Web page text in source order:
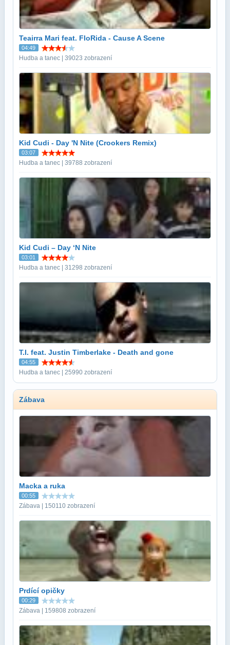
Teairra Mari feat. FloRida - Cause A Scene
04:49
Hudba a tanec | 39023 zobrazení
Kid Cudi - Day 'N Nite (Crookers Remix)
03:07
Hudba a tanec | 39788 zobrazení
Kid Cudi – Day ‘N Nite
03:01
Hudba a tanec | 31298 zobrazení
T.I. feat. Justin Timberlake - Death and gone
04:55
Hudba a tanec | 25990 zobrazení
Zábava
Macka a ruka
00:55
Zábava | 150110 zobrazení
Prdící opičky
00:29
Zábava | 159808 zobrazení